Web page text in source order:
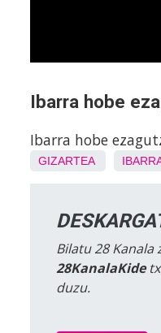
Ibarra hobe
Ibarra hobe
GIZARTEA
Bilatu 28
28KanalaKide
duzu.